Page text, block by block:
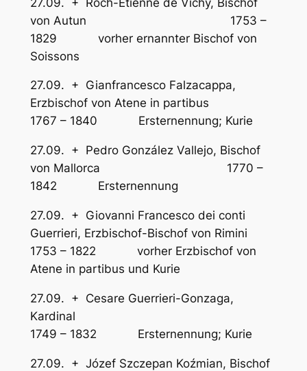
von Autun 1753 –
1829 vorher ernannter Bischof von
Soissons
27.09. + Gianfrancesco Falzacappa,
Erzbischof von Atene in partibus
1767 – 1840 Ersternennung; Kurie
27.09. + Pedro González Vallejo, Bischof
von Mallorca 1770 –
1842 Ersternennung
27.09. + Giovanni Francesco dei conti
Guerrieri, Erzbischof-Bischof von Rimini
1753 – 1822 vorher Erzbischof von
Atene in partibus und Kurie
27.09. + Cesare Guerrieri-Gonzaga,
Kardinal
1749 – 1832 Ersternennung; Kurie
27.09. + Józef Szczepan Koźmian, Bischof